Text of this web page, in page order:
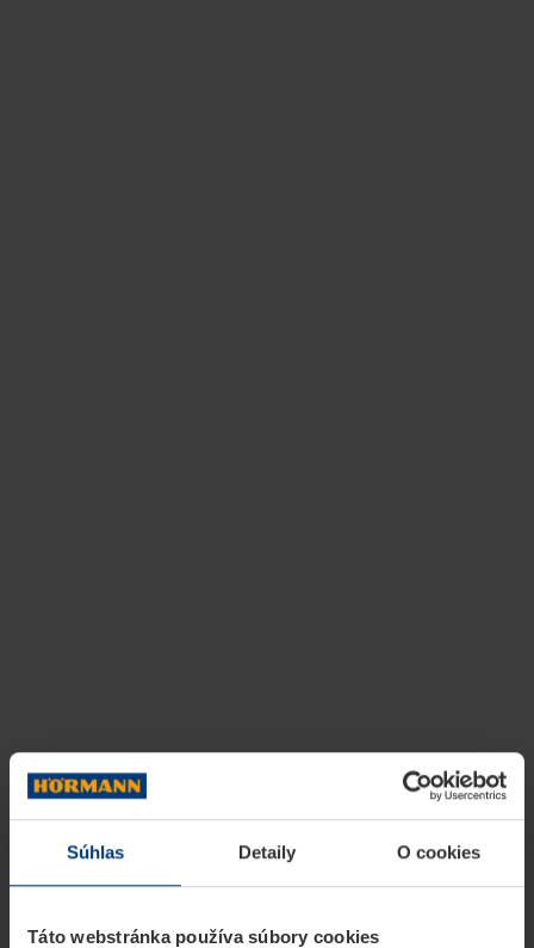
Súhlas Detaily O cookies
Táto webstránka používa súbory cookies